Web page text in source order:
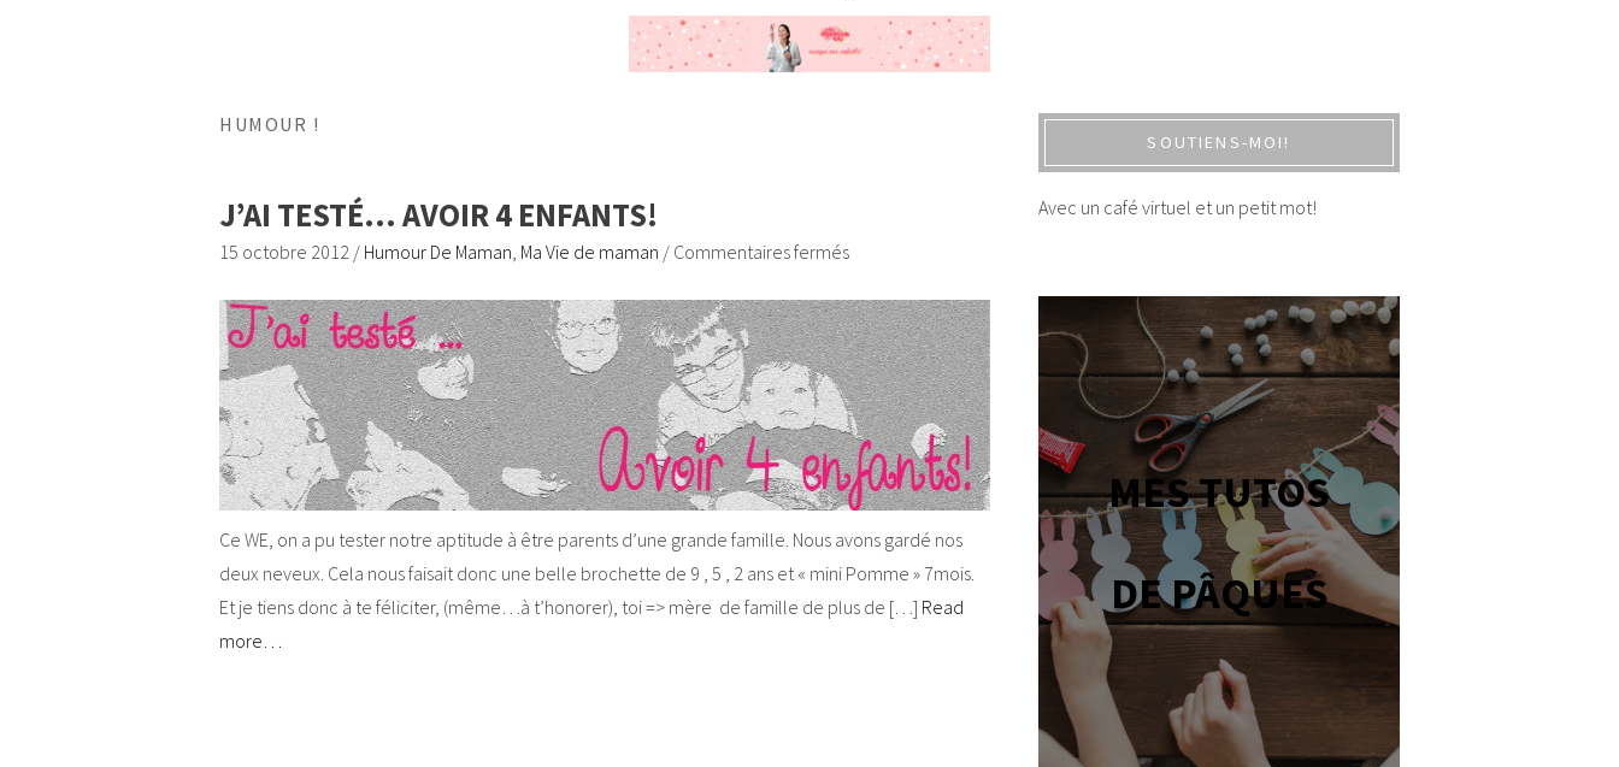
HUMOUR !
J’AI TESTÉ… AVOIR 4 ENFANTS!
15 octobre 2012 / Humour De Maman Ma Vie de maman / Commentaires fermés
Ce WE, on a pu tester notre aptitude à être parents d’une grande famille. Nous avons gardé nos
deux neveux. Cela nous faisait donc une belle brochette de 9 , 5 , 2 ans et « mini Pomme » 7mois.
Et je tiens donc à te féliciter, (même…à t’honorer), toi => mère de famille de plus de […] Read
more…
SOUTIENS-MOI!
Avec un café virtuel et un petit mot!
MES TUTOS
DE PÂQUES